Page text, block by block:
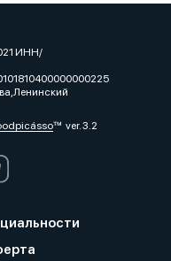
ИНН/
ver. 3.2